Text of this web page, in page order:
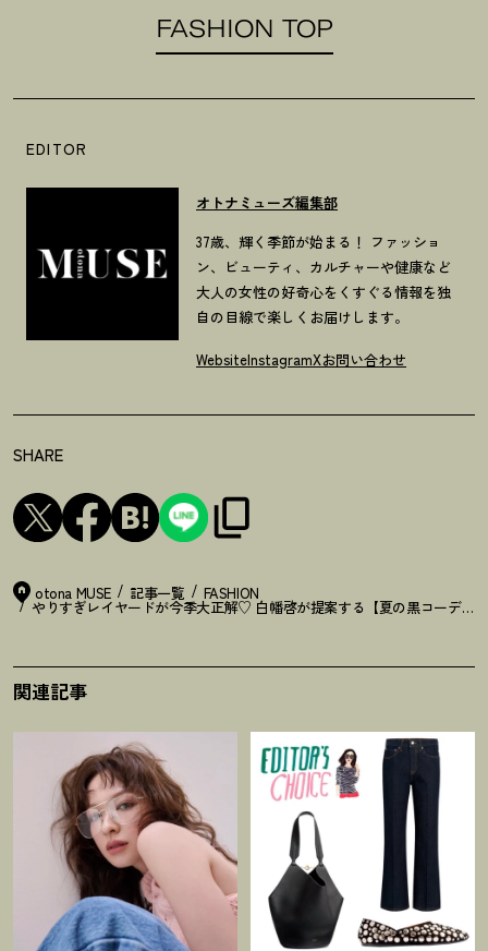
FASHION TOP
EDITOR
オトナミューズ編集部
37歳、輝く季節が始まる！ ファッショ
ン、ビューティ、カルチャーや健康など
大人の女性の好奇心をくすぐる情報を独
自の目線で楽しくお届けします。
WebsiteInstagramXお問い合わせ
SHARE
otona MUSE 記事一覧 FASHION
やりすぎレイヤードが今季大正解♡ 白幡啓が提案する【夏の黒コーデ】
関連記事